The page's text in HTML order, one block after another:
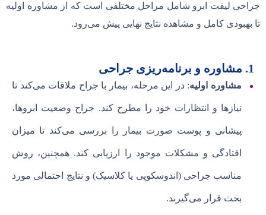
جراحی لیفت ابرو شامل مراحل مختلفی است که از مشاوره اولیه
تا بهبودی کامل و مشاهده نتایج نهایی پیش می‌رود.
1. مشاوره و برنامه‌ریزی جراحی
مشاوره اولیه: در این مرحله، بیمار با جراح ملاقات می‌کند تا
نیازها و انتظارات خود را مطرح کند. جراح وضعیت ابروها،
پیشانی و پوست صورت بیمار را بررسی می‌کند تا میزان
افتادگی و مشکلات موجود را ارزیابی کند. همچنین، روش
مناسب جراحی (اندوسکوپی یا کلاسیک) و نتایج احتمالی مورد
بحث قرار می‌گیرند.